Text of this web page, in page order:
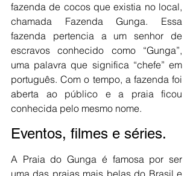
fazenda de cocos que existia no local,
chamada Fazenda Gunga. Essa
fazenda pertencia a um senhor de
escravos conhecido como “Gunga”,
uma palavra que significa “chefe” em
português. Com o tempo, a fazenda foi
aberta ao público e a praia ficou
conhecida pelo mesmo nome.
Eventos, filmes e séries.
A Praia do Gunga é famosa por ser